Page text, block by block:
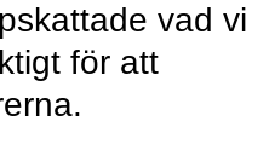
vad vi
för att